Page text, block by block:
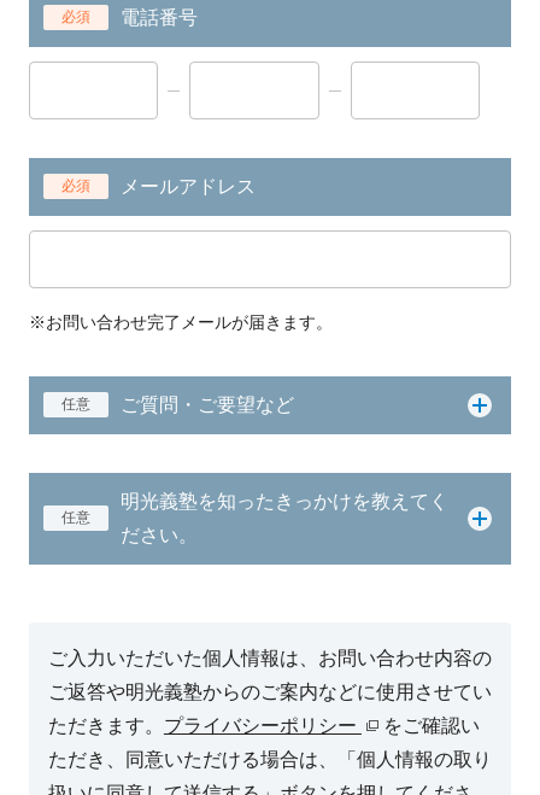
必須 電話番号
必須 メールアドレス
※お問い合わせ完了メールが届きます。
任意 ご質問・ご要望など
任意
明光義塾を知ったきっかけを教えてく
ださい。
ご入力いただいた個人情報は、お問い合わせ内容の
ご返答や明光義塾からのご案内などに使用させてい
ただきます。 プライバシーポリシー
をご確認い
ただき、同意いただける場合は、「個人情報の取り